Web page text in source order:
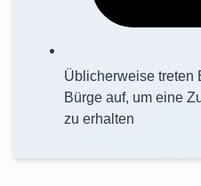
Üblicherweise treten
Bürge auf, um eine
zu erhalten